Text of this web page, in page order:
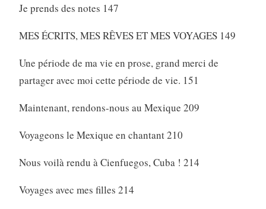
Je prends des notes 147
MES ÉCRITS, MES RÊVES ET MES VOYAGES 149
Une période de ma vie en prose, grand merci de
partager avec moi cette période de vie. 151
Maintenant, rendons-nous au Mexique 209
Voyageons le Mexique en chantant 210
Nous voilà rendu à Cienfuegos, Cuba ! 214
Voyages avec mes filles 214